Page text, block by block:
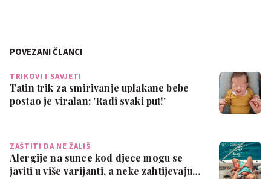
POVEZANI ČLANCI
TRIKOVI I SAVJETI
Tatin trik za smirivanje uplakane bebe
postao je viralan: 'Radi svaki put!'
ZAŠTITI DA NE ŽALIŠ
Alergije na sunce kod djece mogu se
javiti u više varijanti, a neke zahtijevaju…